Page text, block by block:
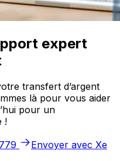
expert
transfert d’argent
là pour vous aider
pour un
!
Envoyer avec Xe